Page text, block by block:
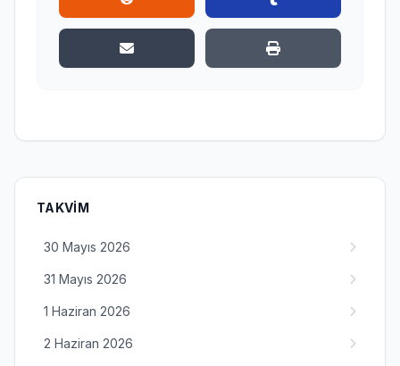
TAKVIM
30 Mayıs 2026
31 Mayıs 2026
1 Haziran 2026
2 Haziran 2026